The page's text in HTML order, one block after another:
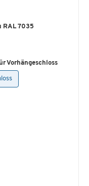
RAL 7035
Vorhängeschloss